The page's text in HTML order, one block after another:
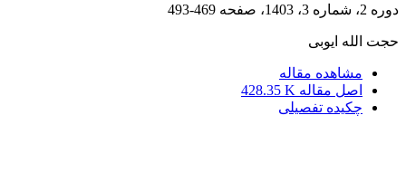
دوره 2، شماره 3، 1403، صفحه 469-493
حجت الله ایوبی
مشاهده مقاله
اصل مقاله 428.35 K
چکیده تفصیلی